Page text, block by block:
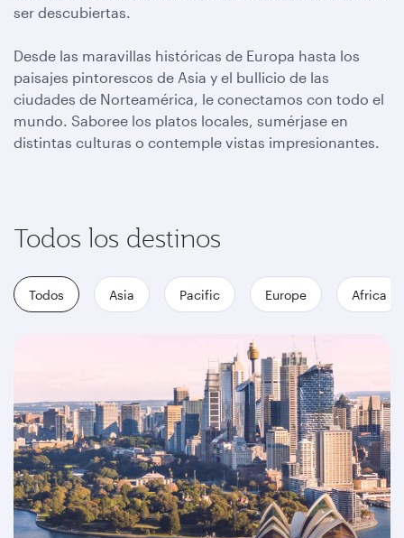
ser descubiertas.
Desde las maravillas históricas de Europa hasta los
paisajes pintorescos de Asia y el bullicio de las
ciudades de Norteamérica, le conectamos con todo el
mundo. Saboree los platos locales, sumérjase en
distintas culturas o contemple vistas impresionantes.
Todos los destinos
Todos Asia Pacific Europe Africa